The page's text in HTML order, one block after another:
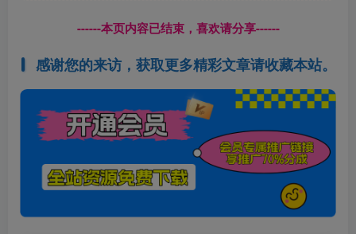
------本页内容已结束，喜欢请分享------
感谢您的来访，获取更多精彩文章请收藏本站。